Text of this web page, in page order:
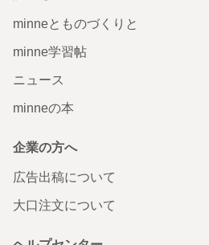
minneとものづくりと
minne学習帖
ニュース
minneの本
企業の方へ
広告出稿について
大口注文について